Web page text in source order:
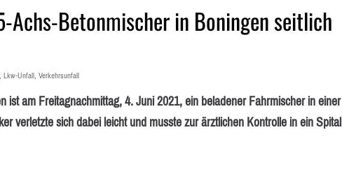
Achs-Betonmischer in Boningen seitlich
, Lkw-Unfall, Verkehrsunfall
ist am Freitagnachmittag, 4. Juni 2021, ein beladener Fahrmischer in einer
verletzte sich dabei leicht und musste zur ärztlichen Kontrolle in ein Spital